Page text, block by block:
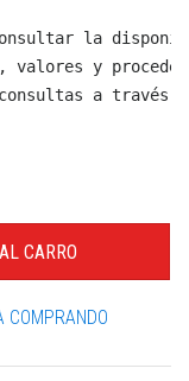
consultar la
valores y
a través